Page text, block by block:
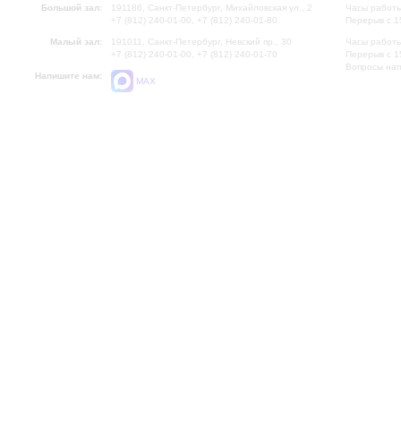
Большой зал:
191186, Санкт-Петербург, Михайловская ул., 2
+7 (812) 240-01-00, +7 (812) 240-01-80
Малый зал:
191011, Санкт-Петербург, Невский пр., 30
+7 (812) 240-01-00, +7 (812) 240-01-70
Напишите нам:
MAX
Часы
Перерыв с
Часы
Перерыв с
Вопросы